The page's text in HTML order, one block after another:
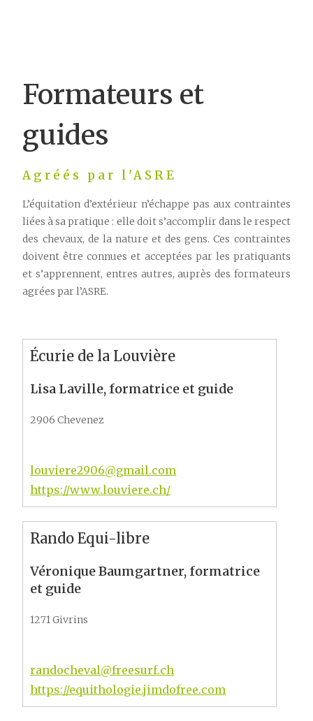
Formateurs et
guides
Agréés par l'ASRE
L’équitation d’extérieur n’échappe pas aux contraintes
liées à sa pratique : elle doit s’accomplir dans le respect
des chevaux, de la nature et des gens. Ces contraintes
doivent être connues et acceptées par les pratiquants
et s’apprennent, entres autres, auprès des formateurs
agrées par l’ASRE.
Écurie de la Louvière
Lisa Laville, formatrice et guide
2906 Chevenez
louviere2906@gmail.com
https://www.louviere.ch/
Rando Equi-libre
Véronique Baumgartner, formatrice
et guide
1271 Givrins
randocheval@freesurf.ch
https://equithologie.jimdofree.com